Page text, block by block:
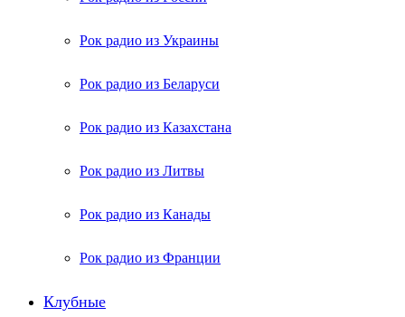
Рок радио из Украины
Рок радио из Беларуси
Рок радио из Казахстана
Рок радио из Литвы
Рок радио из Канады
Рок радио из Франции
Клубные